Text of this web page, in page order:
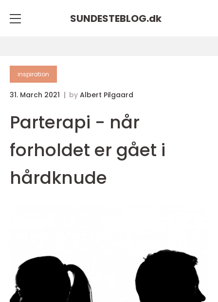
SUNDESTEBLOG.dk
inspiration
31. March 2021 by Albert Pilgaard
Parterapi - når
forholdet er gået i
hårdknude